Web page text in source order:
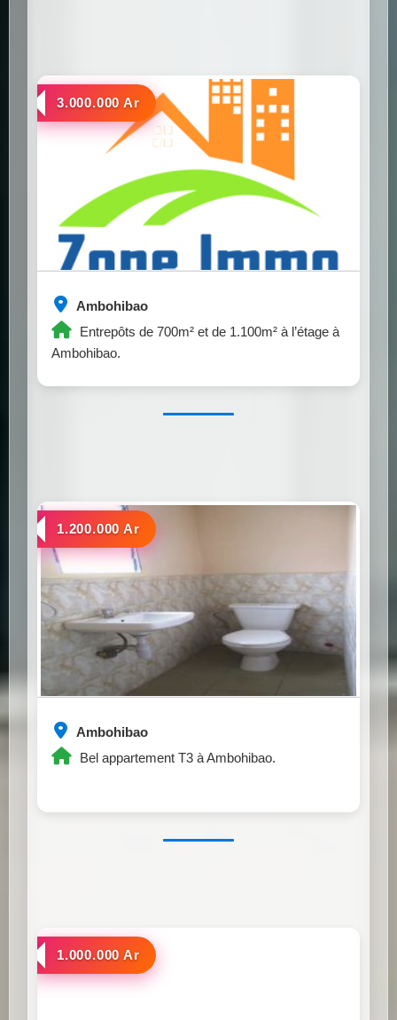
Ambohibao
Entrepôts de 700m² et de 1.100m² à l’étage à
Ambohibao.
a louer
3.000.000 Ar
Ambohibao
Bel appartement T3 à Ambohibao.
a louer
1.200.000 Ar
a louer
1.000.000 Ar